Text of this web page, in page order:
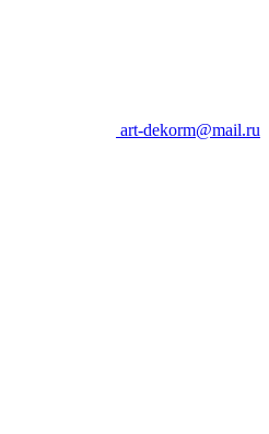
art-dekorm@mail.ru